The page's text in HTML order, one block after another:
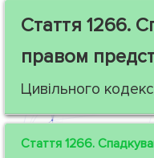
Стаття 1266.
правом
Цивільного
Стаття 1266.